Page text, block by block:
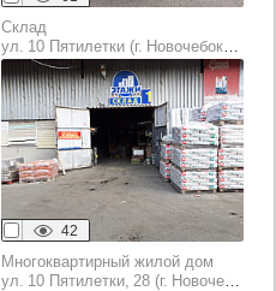
Склад
ул. 10 Пятилетки (г. Новочебоксарск)
42
Многоквартирный жилой дом
ул. 10 Пятилетки, 28 (г. Новочебоксарск)